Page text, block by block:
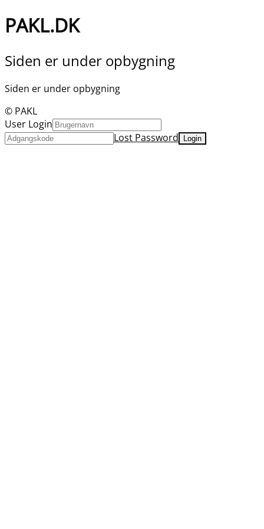
PAKL.DK
Siden er under opbygning
Siden er under opbygning
© PAKL
User Login
Lost Password